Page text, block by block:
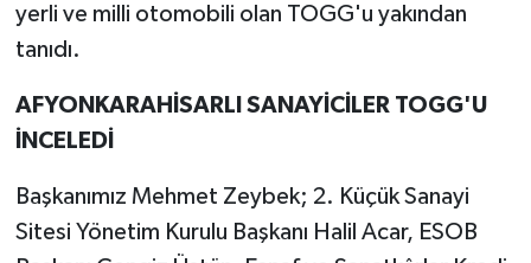
yerli ve milli otomobili olan TOGG'u yakından
tanıdı.
AFYONKARAHİSARLI SANAYİCİLER TOGG'U
İNCELEDİ
Başkanımız Mehmet Zeybek; 2. Küçük Sanayi
Sitesi Yönetim Kurulu Başkanı Halil Acar, ESOB